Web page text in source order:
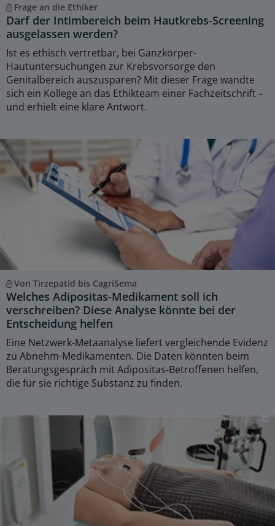
Frage an die Ethiker
Darf der Intimbereich beim Hautkrebs-Screening
ausgelassen werden?
Ist es ethisch vertretbar, bei Ganzkörper-
Hautuntersuchungen zur Krebsvorsorge den
Genitalbereich auszusparen? Mit dieser Frage wandte
sich ein Kollege an das Ethikteam einer Fachzeitschrift –
und erhielt eine klare Antwort.
Von Tirzepatid bis CagriSema
Welches Adipositas-Medikament soll ich
verschreiben? Diese Analyse könnte bei der
Entscheidung helfen
Eine Netzwerk-Metaanalyse liefert vergleichende Evidenz
zu Abnehm-Medikamenten. Die Daten könnten beim
Beratungsgespräch mit Adipositas-Betroffenen helfen,
die für sie richtige Substanz zu finden.